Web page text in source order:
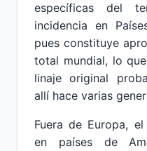
específicas del
incidencia en
pues constituye
total mundial, lo
linaje original
allí hace varias
Fuera de Europa,
en países de